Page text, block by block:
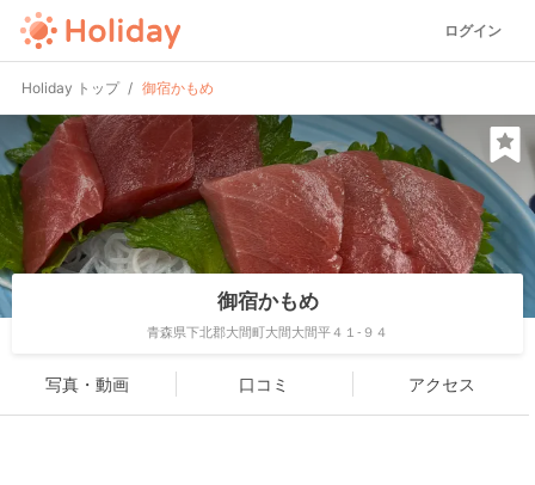
ログイン
Holiday トップ 御宿かもめ
御宿かもめ
青森県下北郡大間町大間大間平４１-９４
写真・動画 口コミ アクセス